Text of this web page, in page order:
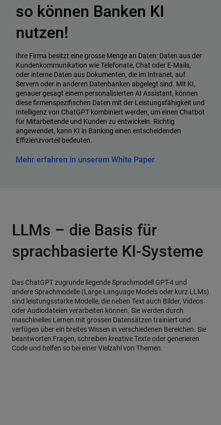
so können Banken KI
nutzen!
Ihre Firma besitzt eine grosse Menge an Daten: Daten aus der
Kundenkommunikation wie Telefonate, Chat oder E-Mails,
oder interne Daten aus Dokumenten, die im Intranet, auf
Servern oder in anderen Datenbanken abgelegt sind. Mit KI,
genauer gesagt einem personalisierten AI Assistant, können
diese firmenspezifischen Daten mit der Leistungsfähigkeit und
Intelligenz von ChatGPT kombiniert werden, um einen Chatbot
für Mitarbeitende und Kunden zu entwickeln. Richtig
angewendet, kann KI in Banking einen entscheidenden
Effizienzvorteil bedeuten.
Mehr erfahren in unserem White Paper
LLMs – die Basis für
sprachbasierte KI-Systeme
Das ChatGPT zugrunde liegende Sprachmodell GPT-4 und
andere Sprachmodelle (Large Language Models oder kurz LLMs)
sind leistungsstarke Modelle, die neben Text auch Bilder, Videos
oder Audiodateien verarbeiten können. Sie werden durch
maschinelles Lernen mit grossen Datensätzen trainiert und
verfügen über ein breites Wissen in verschiedenen Bereichen. Sie
beantworten Fragen, schreiben kreative Texte oder generieren
Code und helfen so bei einer Vielzahl von Themen.